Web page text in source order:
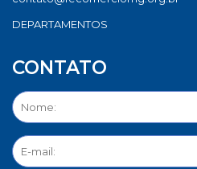
DEPARTAMENTOS
CONTATO